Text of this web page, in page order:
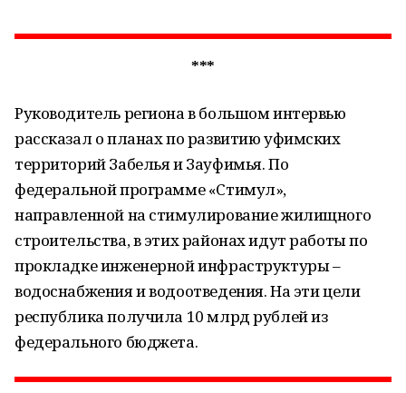
***
Руководитель региона в большом интервью
рассказал о планах по развитию уфимских
территорий Забелья и Зауфимья. По
федеральной программе «Стимул»,
направленной на стимулирование жилищного
строительства, в этих районах идут работы по
прокладке инженерной инфраструктуры –
водоснабжения и водоотведения. На эти цели
республика получила 10 млрд рублей из
федерального бюджета.